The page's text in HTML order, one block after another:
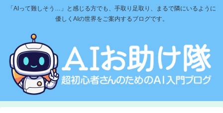
「AIって難しそう…」と感じる方でも、手取り足取り、まるで隣にいるように
優しくAIの世界をご案内するブログです。